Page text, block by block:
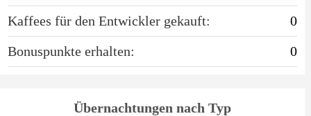
Kaffees für den Entwickler gekauft:
0
Bonuspunkte erhalten:
0
Übernachtungen nach Typ